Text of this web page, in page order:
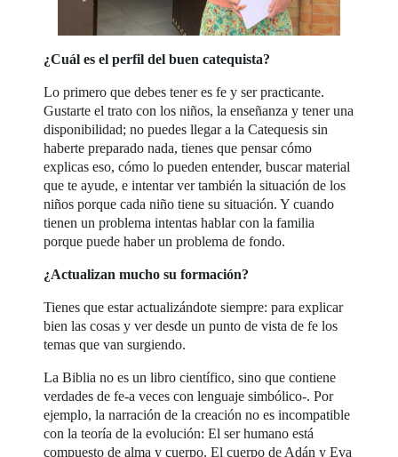
¿Cuál es el perfil del buen catequista?
Lo primero que debes tener es fe y ser practicante.
Gustarte el trato con los niños, la enseñanza y tener una
disponibilidad; no puedes llegar a la Catequesis sin
haberte preparado nada, tienes que pensar cómo
explicas eso, cómo lo pueden entender, buscar material
que te ayude, e intentar ver también la situación de los
niños porque cada niño tiene su situación. Y cuando
tienen un problema intentas hablar con la familia
porque puede haber un problema de fondo.
¿Actualizan mucho su formación?
Tienes que estar actualizándote siempre: para explicar
bien las cosas y ver desde un punto de vista de fe los
temas que van surgiendo.
La Biblia no es un libro científico, sino que contiene
verdades de fe-a veces con lenguaje simbólico-. Por
ejemplo, la narración de la creación no es incompatible
con la teoría de la evolución: El ser humano está
compuesto de alma y cuerpo. El cuerpo de Adán y Eva